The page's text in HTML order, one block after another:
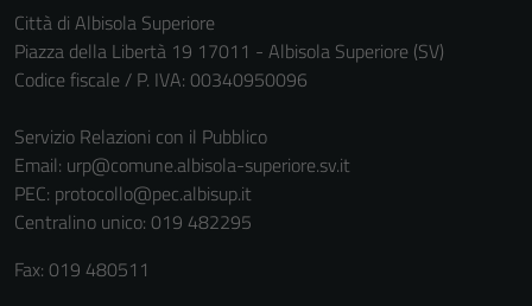
Città di Albisola Superiore
Piazza della Libertà 19 17011 - Albisola Superiore (SV)
Codice fiscale / P. IVA: 00340950096
Servizio Relazioni con il Pubblico
Email: urp@comune.albisola-superiore.sv.it
PEC: protocollo@pec.albisup.it
Centralino unico: 019 482295
Fax: 019 480511